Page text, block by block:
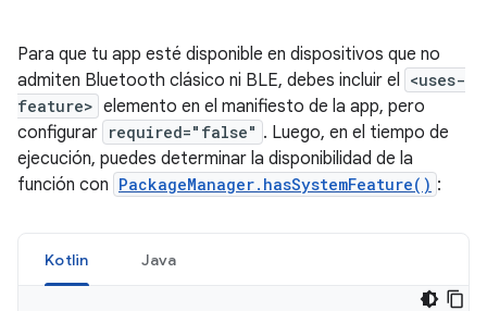
Para que tu app esté disponible en dispositivos que no
admiten Bluetooth clásico ni BLE, debes incluir el <uses-
feature> elemento en el manifiesto de la app, pero
configurar required="false" . Luego, en el tiempo de
ejecución, puedes determinar la disponibilidad de la
función con PackageManager.hasSystemFeature() :
Kotlin Java